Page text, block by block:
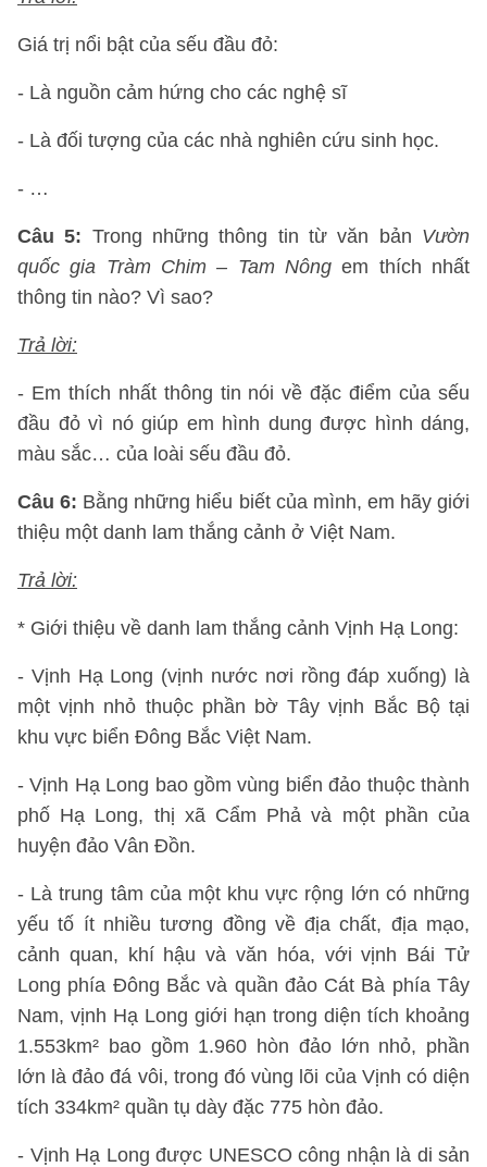
Giá trị nổi bật của sếu đầu đỏ:
- Là nguồn cảm hứng cho các nghệ sĩ
- Là đối tượng của các nhà nghiên cứu sinh học.
- …
Câu 5: Trong những thông tin từ văn bản Vườn
quốc gia Tràm Chim – Tam Nông em thích nhất
thông tin nào? Vì sao?
Trả lời:
- Em thích nhất thông tin nói về đặc điểm của sếu
đầu đỏ vì nó giúp em hình dung được hình dáng,
màu sắc… của loài sếu đầu đỏ.
Câu 6: Bằng những hiểu biết của mình, em hãy giới
thiệu một danh lam thắng cảnh ở Việt Nam.
Trả lời:
* Giới thiệu về danh lam thắng cảnh Vịnh Hạ Long:
- Vịnh Hạ Long (vịnh nước nơi rồng đáp xuống) là
một vịnh nhỏ thuộc phần bờ Tây vịnh Bắc Bộ tại
khu vực biển Đông Bắc Việt Nam.
- Vịnh Hạ Long bao gồm vùng biển đảo thuộc thành
phố Hạ Long, thị xã Cẩm Phả và một phần của
huyện đảo Vân Đồn.
- Là trung tâm của một khu vực rộng lớn có những
yếu tố ít nhiều tương đồng về địa chất, địa mạo,
cảnh quan, khí hậu và văn hóa, với vịnh Bái Tử
Long phía Đông Bắc và quần đảo Cát Bà phía Tây
Nam, vịnh Hạ Long giới hạn trong diện tích khoảng
1.553km² bao gồm 1.960 hòn đảo lớn nhỏ, phần
lớn là đảo đá vôi, trong đó vùng lõi của Vịnh có diện
tích 334km² quần tụ dày đặc 775 hòn đảo.
- Vịnh Hạ Long được UNESCO công nhận là di sản